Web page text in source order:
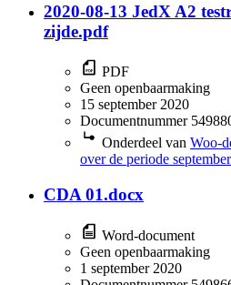
2020-08-13 JedX A2
zijde.pdf
PDF
Geen openbaarmaking
15 september 2020
Documentnummer
Onderdeel van Woo-
over de periode
CDA 01.docx
Word-document
Geen openbaarmaking
1 september 2020